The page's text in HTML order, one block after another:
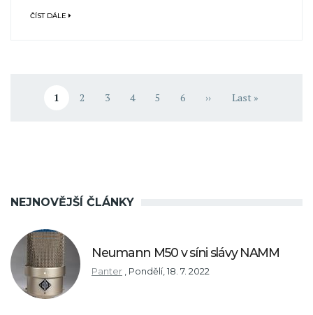
ČÍST DÁLE
Aktuální stránka
1 Stránka
2 Stránka
3 Stránka
4 Stránka
5 Stránka
6 Následující stránka
›› Poslední stránka
Last »
NEJNOVĚJŠÍ ČLÁNKY
Neumann M50 v síni slávy NAMM
Panter , Pondělí, 18. 7. 2022